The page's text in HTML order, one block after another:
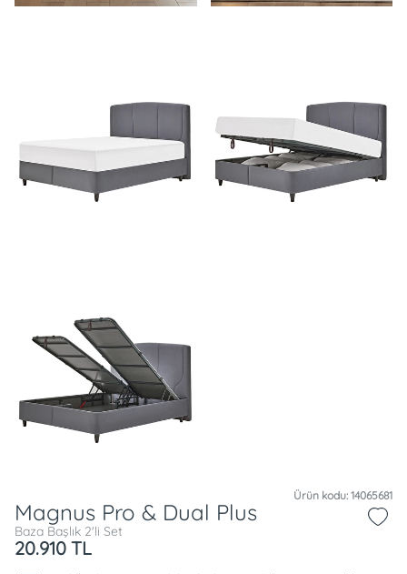
Ürün kodu: 14065681
Magnus Pro & Dual Plus
Baza Başlık 2'li Set
20.910 TL